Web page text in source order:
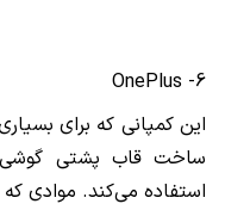
6-
OnePlus
این کمپانی که برای
ساخت قاب پشتی
استفاده می‌کند. موادی